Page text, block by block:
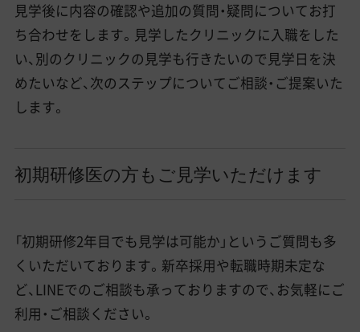
見学後に内容の確認や追加の質問・疑問についてお打
ち合わせをします。見学したクリニックに入職をした
い、別のクリニックの見学も行きたいので見学日を決
めたいなど、次のステップについてご相談・ご提案いた
します。
初期研修医の方もご見学いただけます
「初期研修2年目でも見学は可能か」というご質問も多
くいただいております。新卒採用や転職時期未定な
ど、LINEでのご相談も承っておりますので、お気軽にご
利用・ご相談ください。